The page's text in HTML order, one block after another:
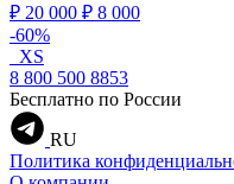
₽ 20 000 ₽ 8 000
-60%
XS
8 800 500 8853
Бесплатно по России
RU
Политика